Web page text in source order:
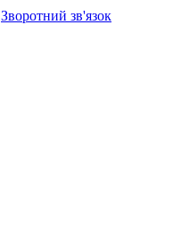
Зворотний зв'язок